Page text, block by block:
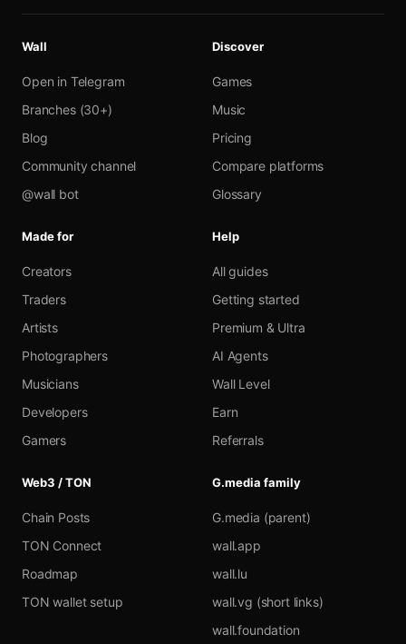
Wall
Open in Telegram
Branches (30+)
Blog
Community channel
@wall bot
Discover
Games
Music
Pricing
Compare platforms
Glossary
Made for
Creators
Traders
Artists
Photographers
Musicians
Developers
Gamers
Help
All guides
Getting started
Premium & Ultra
AI Agents
Wall Level
Earn
Referrals
Web3 / TON
Chain Posts
TON Connect
Roadmap
TON wallet setup
G.media family
G.media (parent)
wall.app
wall.lu
wall.vg (short links)
wall.foundation